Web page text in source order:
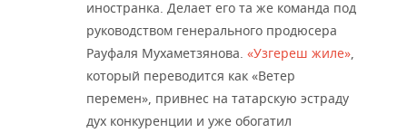
иностранка. Делает его та же команда под
руководством генерального продюсера
Рауфаля Мухаметзянова. «Узгереш жиле»
который переводится как «Ветер
перемен», привнес на татарскую эстраду
дух конкуренции и уже обогатил